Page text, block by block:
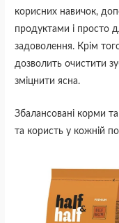
корисних навичок,
продуктами і просто
задоволення. Крім
дозволить очистити
зміцнити ясна.
Збалансовані корми
та користь у кожній